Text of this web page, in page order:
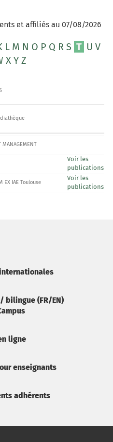
et affiliés au 07/08/2026
L M N O P Q R S T U V
X Y Z
MANAGEMENT
Voir les
publications
EX IAE Toulouse
Voir les
publications
bilingue (FR/EN)
ligne
enseignants
adhérents